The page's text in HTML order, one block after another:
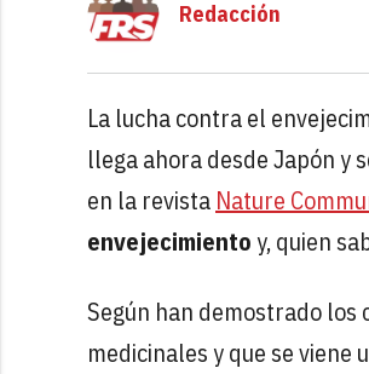
Redacción
La lucha contra el
llega ahora desde Japón y
en la revista Nature
envejecimientoy, quien
Según han demostrado los
medicinales y que se